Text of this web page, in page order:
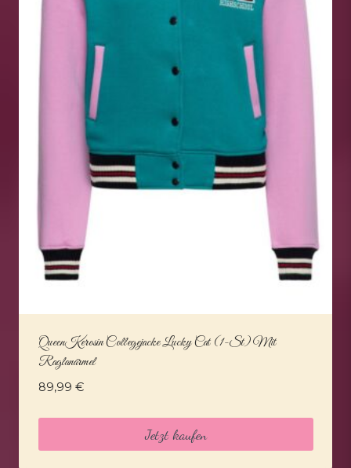
QueenKerosin Collegejacke Lucky Cat (1-St) Mit
Raglanärmel
89,99 €
Jetzt kaufen